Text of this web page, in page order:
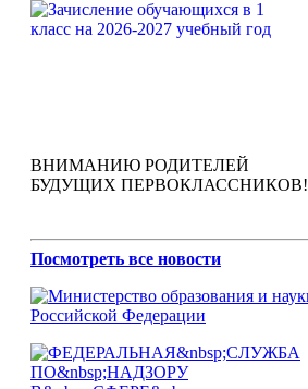
ВНИМАНИЮ РОДИТЕЛЕЙ
БУДУЩИХ ПЕРВОКЛАССНИКОВ!
Посмотреть все новости